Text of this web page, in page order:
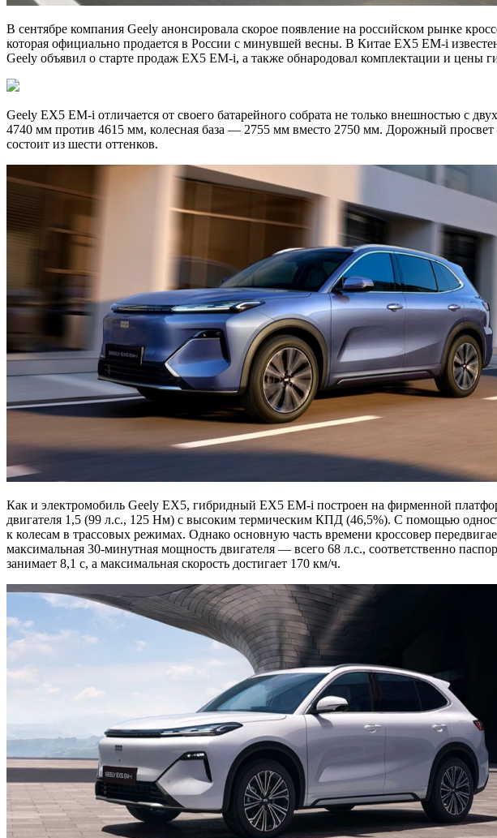
В сентябре компания Geely анонсировала скорое появление на российском рынке
которая официально продается в России с минувшей весны. В Китае EX5 EM-i
Geely объявил о старте продаж EX5 EM-i, а также обнародовал комплектации и цены
Geely EX5 EM-i отличается от своего батарейного собрата не только внешностью
4740 мм против 4615 мм, колесная база — 2755 мм вместо 2750 мм. Дорожный
состоит из шести оттенков.
Как и электромобиль Geely EX5, гибридный EX5 EM-i построен на фирменной
двигателя 1,5 (99 л.с., 125 Нм) с высоким термическим КПД (46,5%). С помощью
к колесам в трассовых режимах. Однако основную часть времени кроссовер
максимальная 30-минутная мощность двигателя — всего 68 л.с., соответственно
занимает 8,1 с, а максимальная скорость достигает 170 км/ч.